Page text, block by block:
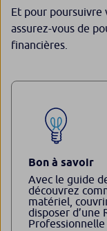
Et pour poursuivre
assurez-vous de
financières.
Bon à savoir
Avec le guide
découvrez
matériel,
disposer d’une